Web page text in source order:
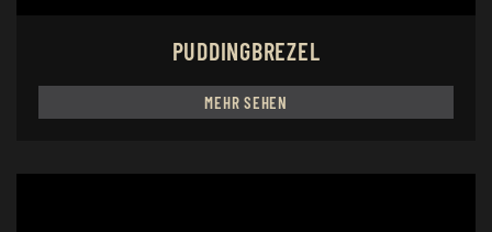
PUDDINGBREZEL
MEHR SEHEN